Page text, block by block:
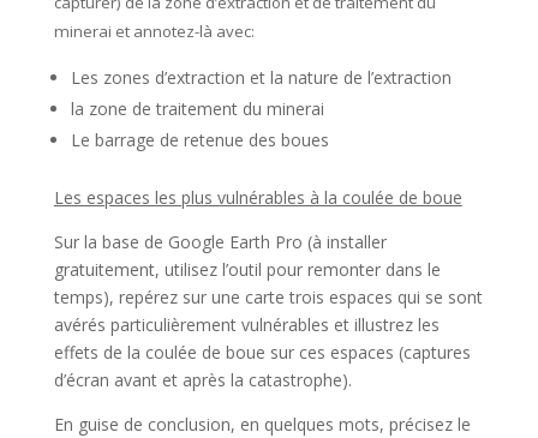
minerai et annotez-là avec:
Les zones d’extraction et la nature de l’extraction
la zone de traitement du minerai
Le barrage de retenue des boues
Les espaces les plus vulnérables à la coulée de boue
Sur la base de Google Earth Pro (à installer
gratuitement, utilisez l’outil pour remonter dans le
temps), repérez sur une carte trois espaces qui se sont
avérés particulièrement vulnérables et illustrez les
effets de la coulée de boue sur ces espaces (captures
d’écran avant et après la catastrophe).
En guise de conclusion, en quelques mots, précisez le